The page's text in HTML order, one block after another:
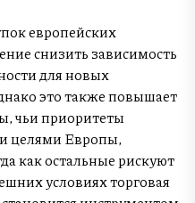
европейских
снизить зависимость
для новых
это также повышает
чьи приоритеты
целями Европы,
как остальные рискуют
условиях торговая